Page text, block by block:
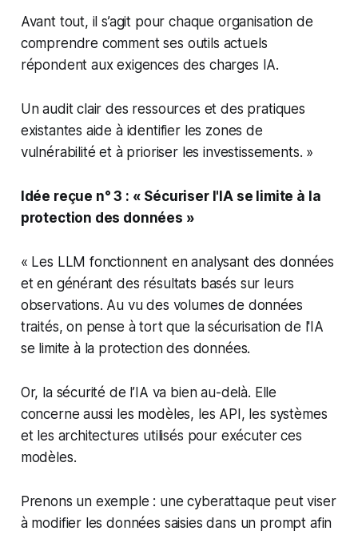
Avant tout, il s’agit pour chaque organisation de
comprendre comment ses outils actuels
répondent aux exigences des charges IA.
Un audit clair des ressources et des pratiques
existantes aide à identifier les zones de
vulnérabilité et à prioriser les investissements. »
Idée reçue n° 3 : « Sécuriser l'IA se limite à la
protection des données »
« Les LLM fonctionnent en analysant des données
et en générant des résultats basés sur leurs
observations. Au vu des volumes de données
traités, on pense à tort que la sécurisation de l'IA
se limite à la protection des données.
Or, la sécurité de l’IA va bien au-delà. Elle
concerne aussi les modèles, les API, les systèmes
et les architectures utilisés pour exécuter ces
modèles.
Prenons un exemple : une cyberattaque peut viser
à modifier les données saisies dans un prompt afin